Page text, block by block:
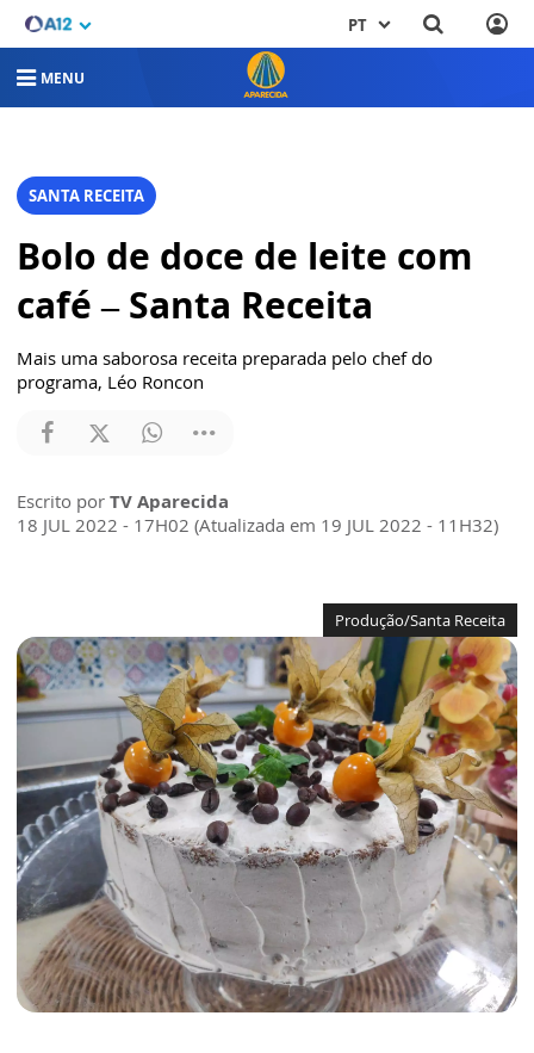
PT
MENU
SANTA RECEITA
Bolo de doce de leite com
café – Santa Receita
Mais uma saborosa receita preparada pelo chef do
programa, Léo Roncon
Escrito por TV Aparecida
18 JUL 2022 - 17H02 (Atualizada em 19 JUL 2022 - 11H32)
Produção/Santa Receita